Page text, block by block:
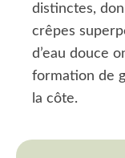
distinctes,
crêpes
d’eau douce
formation de
la côte.